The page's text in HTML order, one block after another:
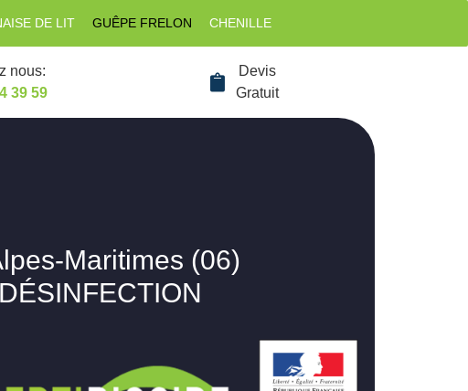
DE LIT GUÊPE FRELON CHENILLE
nous:
39 59
Devis
Gratuit
Maritimes (06)